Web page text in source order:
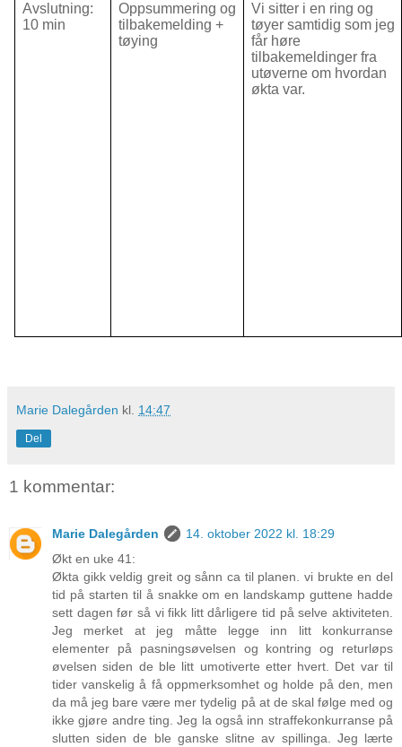
Avslutning:
10 min
Oppsummering og
tilbakemelding +
tøying
Vi sitter i en ring og
tøyer samtidig som jeg
får høre
tilbakemeldinger fra
utøverne om hvordan
økta var.
Marie Dalegården kl. 14:47
Del
1 kommentar:
Marie Dalegården
14. oktober 2022 kl. 18:29
Økt en uke 41:
Økta gikk veldig greit og sånn ca til planen. vi brukte en del
tid på starten til å snakke om en landskamp guttene hadde
sett dagen før så vi fikk litt dårligere tid på selve aktiviteten.
Jeg merket at jeg måtte legge inn litt konkurranse
elementer på pasningsøvelsen og kontring og returløps
øvelsen siden de ble litt umotiverte etter hvert. Det var til
tider vanskelig å få oppmerksomhet og holde på den, men
da må jeg bare være mer tydelig på at de skal følge med og
ikke gjøre andre ting. Jeg la også inn straffekonkurranse på
slutten siden de ble ganske slitne av spillinga. Jeg lærte